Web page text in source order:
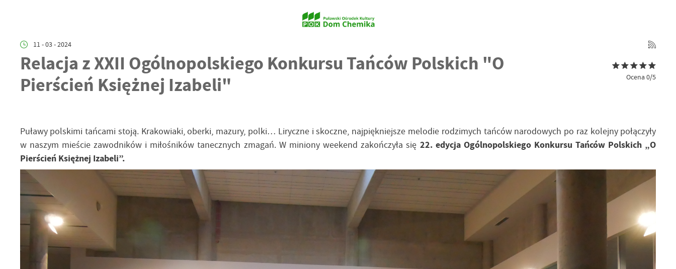
11 - 03 - 2024
Relacja z XXII Ogólnopolskiego Konkursu Tańców Polskich "O
Pierścień Księżnej Izabeli"
Ocena 0/5
Puławy polskimi tańcami stoją. Krakowiaki, oberki, mazury, polki… Liryczne i skoczne, najpiękniejsze melodie rodzimych tańców narodowych po raz kolejny połączyły
w naszym mieście zawodników i miłośników tanecznych zmagań. W miniony weekend zakończyła się 22. edycja Ogólnopolskiego Konkursu Tańców Polskich „O
Pierścień Księżnej Izabeli”.